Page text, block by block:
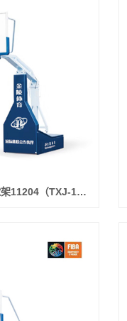
金陵弹性平衡篮球架11204（TXJ-1B）